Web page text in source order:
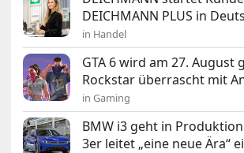
DEICHMANN PLUS in
in Handel
GTA 6 wird am 27. August
Rockstar überrascht mit
in Gaming
BMW i3 geht in
3er leitet „eine neue Ära“